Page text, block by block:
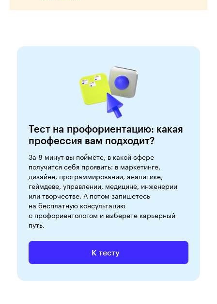
Тест на профориентацию: какая
профессия вам подходит?
За 8 минут вы поймёте, в какой сфере
получится себя проявить: в маркетинге,
дизайне, программировании, аналитике,
геймдеве, управлении, медицине, инженерии
или творчестве. А потом запишетесь
на бесплатную консультацию
с профориентологом и выберете карьерный
путь.
К тесту